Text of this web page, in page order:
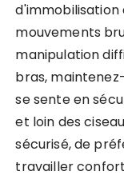
d'immobilisation
mouvements
manipulation
bras,
se sente en
et loin des
sécurisé, de
travailler